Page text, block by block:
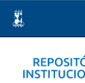
navigation